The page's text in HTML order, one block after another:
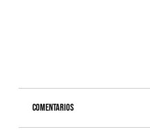
Comentarios